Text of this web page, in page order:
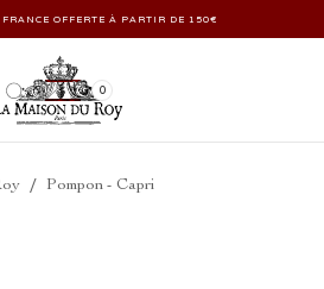
OFFERTE À PARTIR DE 150€
0
/ Pompon - Capri